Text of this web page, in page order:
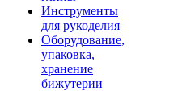
Инструменты
для рукоделия
Оборудование,
упаковка,
хранение
бижутерии